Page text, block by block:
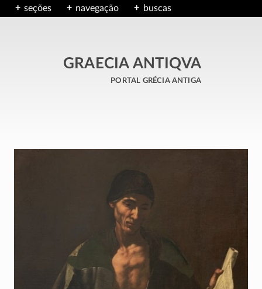
seções navegação buscas
GRAECIA ANTIQVA
portal grécia antiga